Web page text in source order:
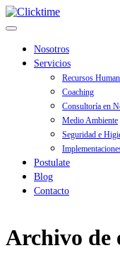
Saltar
al
Clicktime
Alternar
navegación
Nosotros
Servicios
Recursos
Coaching
Consultoría en
Medio Ambiente
Seguridad e
Postulate
Blog
Contacto
Archivo de